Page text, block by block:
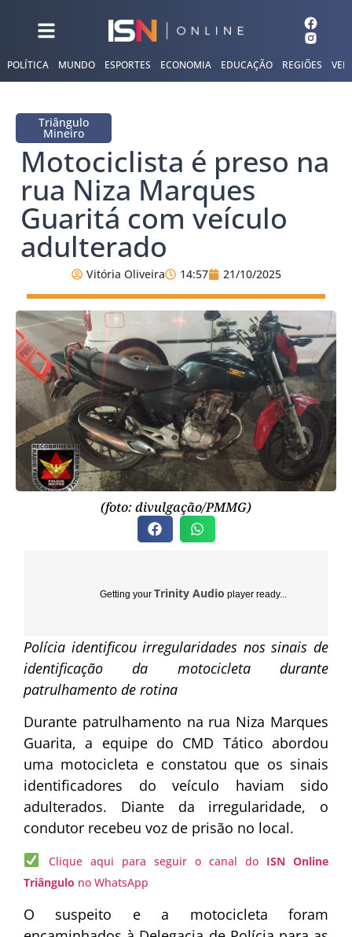
POLÍTICA MUNDO ESPORTES ECONOMIA EDUCAÇÃO REGIÕES
Triângulo
Mineiro
Motociclista é preso na
rua Niza Marques
Guaritá com veículo
adulterado
Vitória Oliveira 14:57 21/10/2025
(foto: divulgação/PMMG)
Getting your Trinity Audio player ready...
Polícia identificou irregularidades nos sinais de
identificação da motocicleta durante
patrulhamento de rotina
Durante patrulhamento na rua Niza Marques
Guarita, a equipe do CMD Tático abordou
uma motocicleta e constatou que os sinais
identificadores do veículo haviam sido
adulterados. Diante da irregularidade, o
condutor recebeu voz de prisão no local.
Clique aqui para seguir o canal do ISN Online
Triângulo no WhatsApp
O suspeito e a motocicleta foram